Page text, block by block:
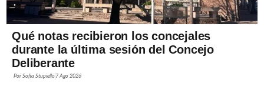
Qué notas recibieron los concejales
durante la última sesión del Concejo
Deliberante
PorSofía Stupiello 7 Ago 2026